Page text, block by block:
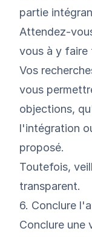
partie
Attendez-
vous à y faire
Vos
vous
objections,
l'intégration
proposé.
Toutefois,
transparent.
6. Conclure
Conclure une